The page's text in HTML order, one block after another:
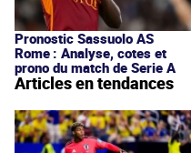
Pronostic Sassuolo AS
Rome : Analyse, cotes et
prono du match de Serie A
Articles en tendances